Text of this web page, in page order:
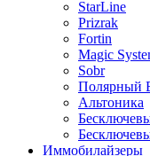
StarLine
Prizrak
Fortin
Magic
Sobr
Полярный
Альтоника
Иммобилайзеры